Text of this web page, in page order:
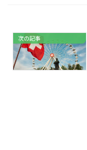
次の記事